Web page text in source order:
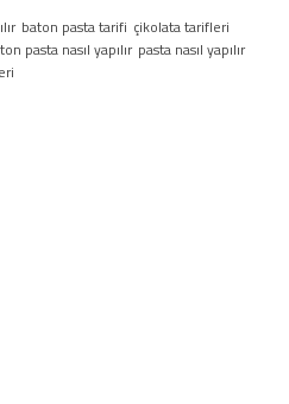
baton pasta tarifi çikolata tarifleri
pasta nasıl yapılır pasta nasıl yapılır